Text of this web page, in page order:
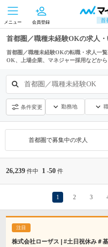
首
メニュー 会員登録
首都圏／職種未経験OKの求人
首都圏／職種未経験OKの転職・求人一
OK、上場企業、マネジャー採用などか
首都圏／職種未経験OK
条件変更 勤務地
首都圏で募集中の求人
26,239 件中 1 -50 件
1 2 3
株式会社ローザス | #土日祝休み＃